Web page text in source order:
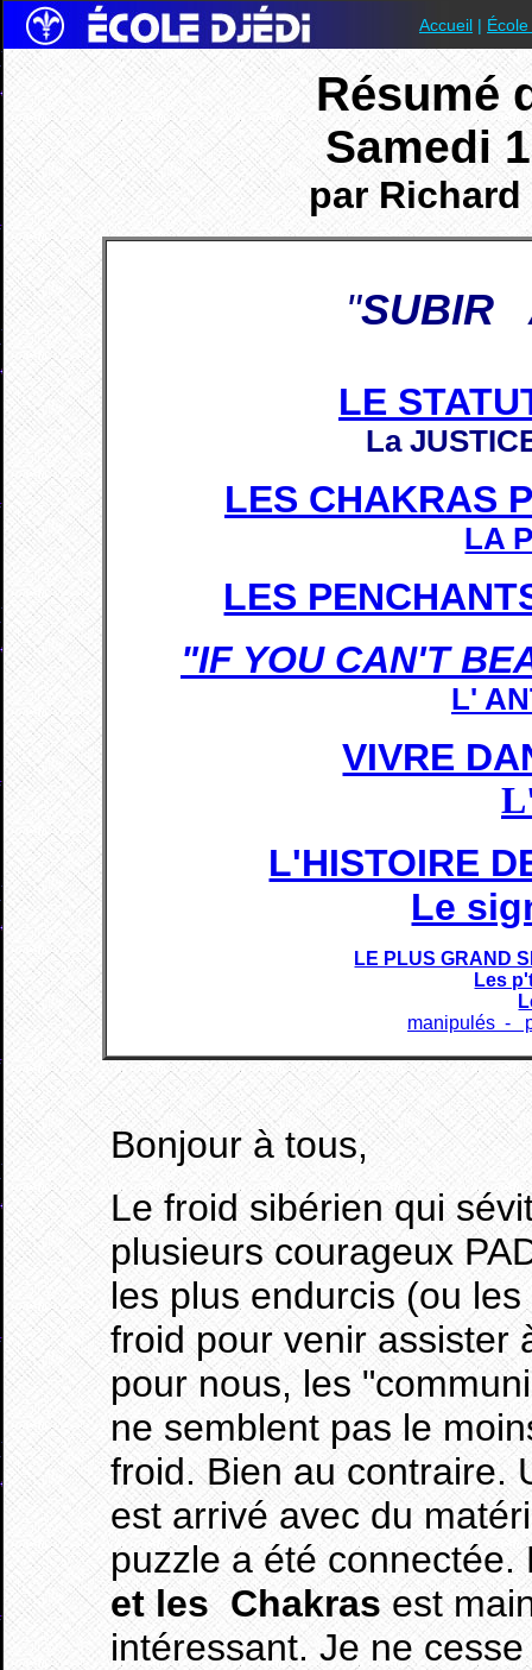
Accueil |
Résumé
Samedi
par
"SUBIR
LE
La
LES CHAKRAS
LA
LES
"IF YOU CAN'T
L'
VIVRE
L'HISTOIRE
Le
LE PLUS GRAND
Les
manipulés -
Bonjour à tous,
Le froid sibérien qui
plusieurs courageux
les plus endurcis (ou
froid pour venir assister
pour nous, les
ne semblent pas le
froid. Bien au contraire.
est arrivé avec du
puzzle a été
et les Chakrasest
intéressant. Je ne